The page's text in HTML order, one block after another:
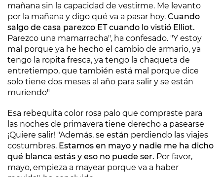
mañana sin la capacidad de vestirme. Me levanto
por la mañana y digo qué va a pasar hoy. Cuando
salgo de casa parezco ET cuando lo vistió Elliot.
Parezco una mamarracha", ha confesado. "Y estoy
mal porque ya he hecho el cambio de armario, ya
tengo la ropita fresca, ya tengo la chaqueta de
entretiempo, que también está mal porque dice
solo tiene dos meses al año para salir y se están
muriendo"
Esa rebequita color rosa palo que compraste para
las noches de primavera tiene derecho a pasearse
¡Quiere salir! "Además, se están perdiendo las viajes
costumbres. Estamos en mayo y nadie me ha dicho
qué blanca estás y eso no puede ser. Por favor,
mayo, empieza a mayear porque va a haber